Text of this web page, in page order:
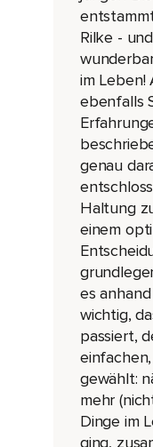
Wie das alles
Deswegen
Weil ich es
Und ich würde
Ich fange
Weil ich es so
Von Rainer
Und ich hoffe,
Also ich bin kein
Deswegen hoffe
Dass es nicht
Also das
Man muss dem
Ungestörte
Rilke -
im Leben!
ebenfalls
genau
Haltung
einem
es
wichtig,
passiert,
gewählt:
mehr
Dinge im
ging,